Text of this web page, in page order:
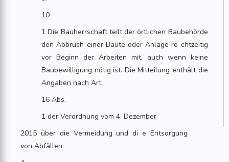
10
1 Die Bauherrschaft teilt der örtlichen Baubehörde
den Abbruch einer Baute oder Anlage re chtzeitig
vor Beginn der Arbeiten mit, auch wenn keine
Baubewilligung nötig ist. Die Mitteilung enthält die
Angaben nach Art.
16 Abs.
1 der Verordnung vom 4. Dezember
2015 über die Vermeidung und di e Entsorgung
von Abfällen